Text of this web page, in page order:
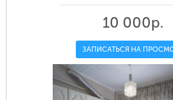
10 000р.
ЗАПИСАТЬСЯ НА